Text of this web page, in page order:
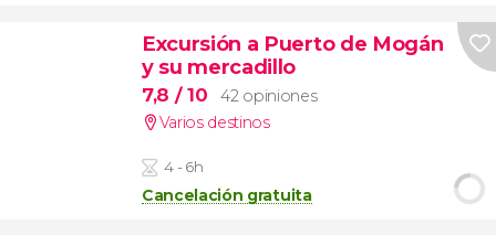
Excursión a Puerto de Mogán
y su mercadillo
7,8 / 10
42 opiniones
Varios destinos
4 - 6h
Cancelación gratuita